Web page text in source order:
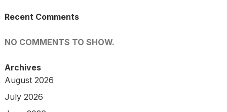
Recent Comments
NO COMMENTS TO SHOW.
Archives
August 2026
July 2026